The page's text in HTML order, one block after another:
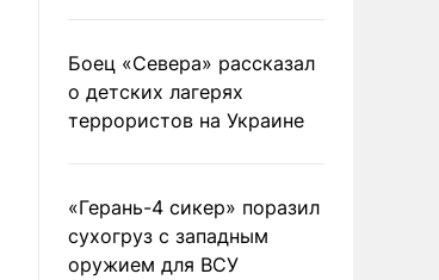
Боец «Севера» рассказал
о детских лагерях
террористов на Украине
«Герань-4 сикер» поразил
сухогруз с западным
оружием для ВСУ